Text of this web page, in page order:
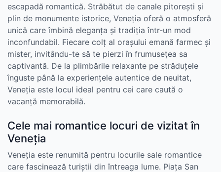
escapadă romantică. Străbătut de canale pitorești și
plin de monumente istorice, Veneția oferă o atmosferă
unică care îmbină eleganța și tradiția într-un mod
inconfundabil. Fiecare colț al orașului emană farmec și
mister, invitându-te să te pierzi în frumusețea sa
captivantă. De la plimbările relaxante pe străduțele
înguste până la experiențele autentice de neuitat,
Veneția este locul ideal pentru cei care caută o
vacanță memorabilă.
Cele mai romantice locuri de vizitat în
Veneția
Veneția este renumită pentru locurile sale romantice
care fascinează turiștii din întreaga lume. Piața San